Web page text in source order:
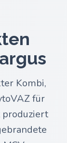
Kombi,
für
produziert